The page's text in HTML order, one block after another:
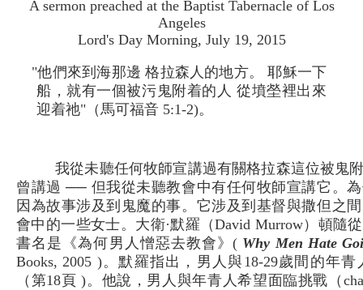
A sermon preached at the Baptist Tabernacle of Los
Angeles
Lord's Day Morning, July 19, 2015
"他們來到海那邊 格拉森人的地方。 耶穌一下
船，就有一個被污鬼附着的人 從墳塋裡出來
迎着祂"（馬可福音 5:1-2)。
我從未聽任何牧師宣講過有關格拉森這位被鬼
曾講過 ── 但我從未聽教會中有任何牧師宣講它。
因為故事涉及到鬼魔的事。它涉及到基督與撒但之
會中的一些女士。大衛·默羅（David Murrow）頓隨
書名是《為何男人憎惡去教會》( Why Men Hate
Books, 2005 )。默羅指出，男人與18-29歲間的年
（第18頁 )。他說，男人與年青人希望面臨挑戰（